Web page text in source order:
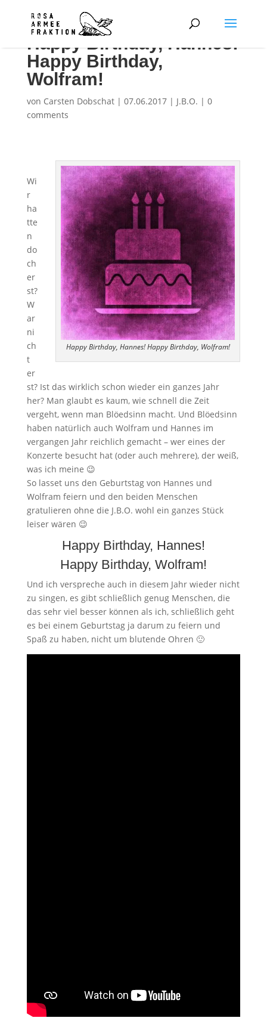
Happy Birthday, Hannes!
Happy Birthday,
Wolfram!
von Carsten Dobschat| 07.06.2017| J.B.O. | 0
comments
Happy Birthday, Hannes! Happy Birthday, Wolfram!
Wi
r
ha
tte
n
do
ch
er
st?
W
ar
ni
ch
t
er
st? Ist das wirklich schon wieder ein ganzes Jahr
her? Man glaubt es kaum, wie schnell die Zeit
vergeht, wenn man Blöedsinn macht. Und Blöedsinn
haben natürlich auch Wolfram und Hannes im
vergangen Jahr reichlich gemacht – wer eines der
Konzerte besucht hat (oder auch mehrere), der weiß,
was ich meine 😉
So lasset uns den Geburtstag von Hannes und
Wolfram feiern und den beiden Menschen
gratulieren ohne die J.B.O. wohl ein ganzes Stück
leiser wären 😉
Happy Birthday, Hannes!
Happy Birthday, Wolfram!
Und ich verspreche auch in diesem Jahr wieder nicht
zu singen, es gibt schließlich genug Menschen, die
das sehr viel besser können als ich, schließlich geht
es bei einem Geburtstag ja darum zu feiern und
Spaß zu haben, nicht um blutende Ohren 🙂